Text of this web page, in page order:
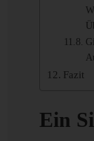
Fazit
Ein